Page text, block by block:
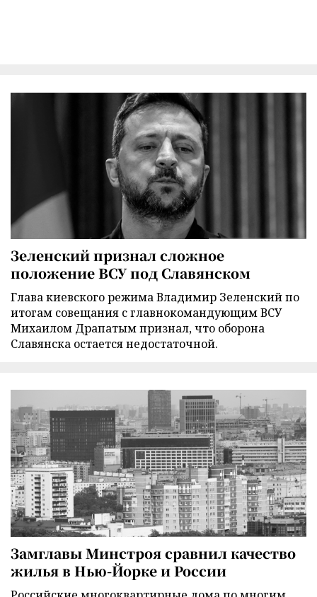
Зеленский признал сложное
положение ВСУ под Славянском
Глава киевского режима Владимир Зеленский по
итогам совещания с главнокомандующим ВСУ
Михаилом Драпатым признал, что оборона
Славянска остается недостаточной.
Замглавы Минстроя сравнил качество
жилья в Нью-Йорке и России